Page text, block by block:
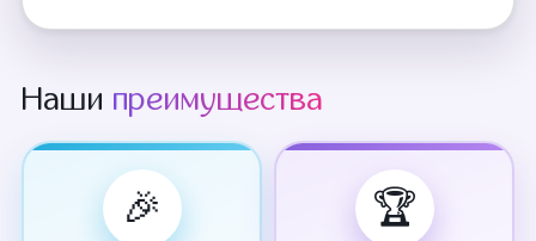
Наши преимущества
🎉 🏆